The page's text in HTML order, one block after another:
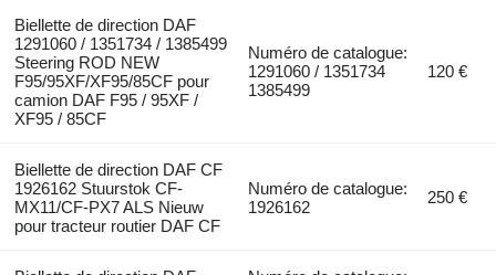
Biellette de direction DAF
1291060 / 1351734 / 1385499
Steering ROD NEW
F95/95XF/XF95/85CF pour
camion DAF F95 / 95XF /
XF95 / 85CF
Numéro de catalogue:
1291060 / 1351734
1385499
120 €
Biellette de direction DAF CF
1926162 Stuurstok CF-
MX11/CF-PX7 ALS Nieuw
pour tracteur routier DAF CF
Numéro de catalogue:
1926162
250 €